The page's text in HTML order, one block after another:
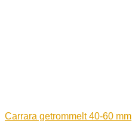
Carrara getrommelt 40-60 mm